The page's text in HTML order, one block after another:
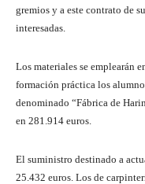
gremios y a este contrato de
interesadas.
Los materiales se emplearán
formación práctica los
denominado “Fábrica de
en 281.914 euros.
El suministro destinado a
25.432 euros. Los de